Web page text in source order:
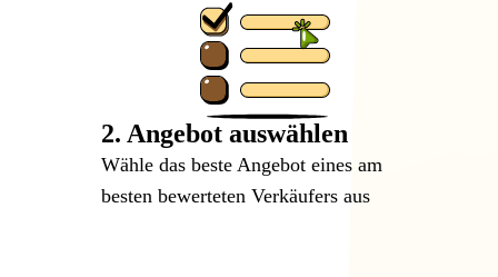
2. Angebot auswählen
Wähle das beste Angebot eines am
besten bewerteten Verkäufers aus